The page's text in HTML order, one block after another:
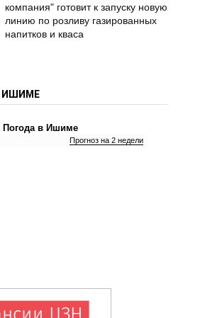
компания" готовит к запуску новую
линию по розливу газированных
напитков и кваса
ИШИМЕ
Погода в Ишиме
Прогноз на 2 недели